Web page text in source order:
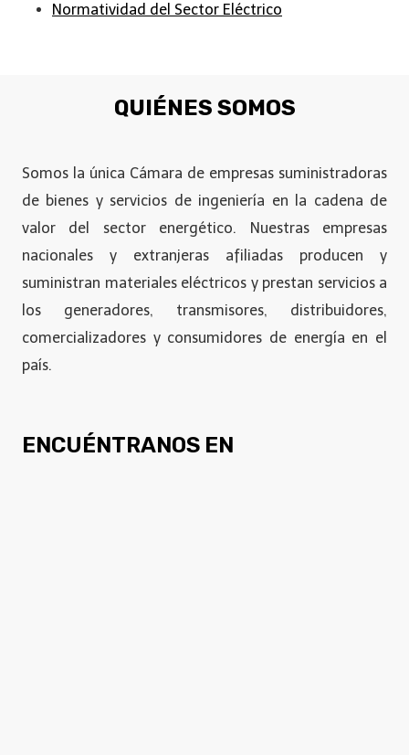
Normatividad del Sector Eléctrico
QUIÉNES SOMOS
Somos la única Cámara de empresas suministradoras
de bienes y servicios de ingeniería en la cadena de
valor del sector energético. Nuestras empresas
nacionales y extranjeras afiliadas producen y
suministran materiales eléctricos y prestan servicios a
los generadores, transmisores, distribuidores,
comercializadores y consumidores de energía en el
país.
ENCUÉNTRANOS EN